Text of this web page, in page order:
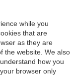
while you
that are
as they are
the website. We also
how you
browser only